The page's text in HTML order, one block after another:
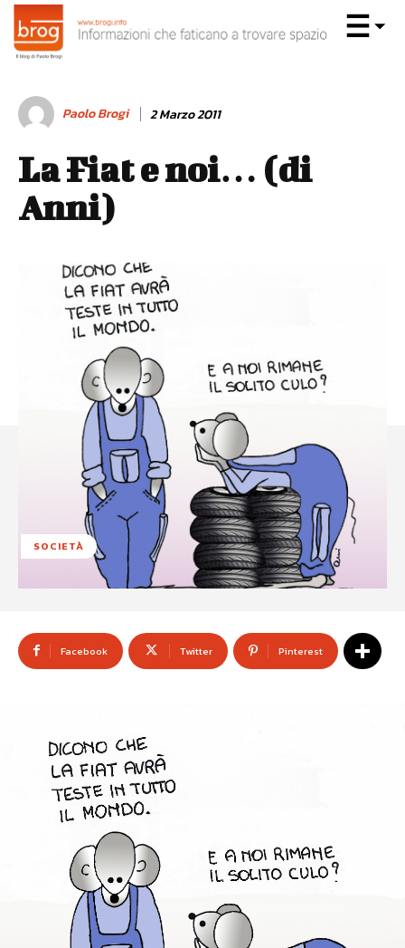
Paolo Brogi 2 Marzo 2011
La Fiat e noi… (di
Anni)
SOCIETÀ
Facebook Twitter Pinterest